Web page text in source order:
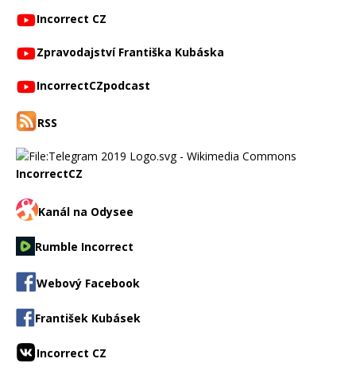
Incorrect CZ
Zpravodajství Františka Kubáska
IncorrectCZpodcast
RSS
IncorrectCZ
Kanál na Odysee
Rumble Incorrect
Webový Facebook
František Kubásek
Incorrect CZ